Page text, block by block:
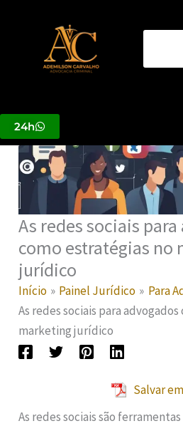
conteúdo
24h
As redes sociais
como estratégias no
jurídico
Início Painel Jurídico
Para
As redes sociais para
marketing jurídico
Salvar
As redes sociais são